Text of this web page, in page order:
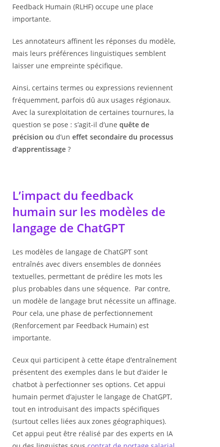
Feedback Humain (RLHF) occupe une place
importante.
Les annotateurs affinent les réponses du modèle,
mais leurs préférences linguistiques semblent
laisser une empreinte spécifique.
Ainsi, certains termes ou expressions reviennent
fréquemment, parfois dû aux usages régionaux.
Avec la surexploitation de certaines tournures, la
question se pose : s’agit-il d’une quête de
précision ou d’un effet secondaire du processus
d’apprentissage ?
L’impact du feedback
humain sur les modèles de
langage de ChatGPT
Les modèles de langage de ChatGPT sont
entraînés avec divers ensembles de données
textuelles, permettant de prédire les mots les
plus probables dans une séquence. Par contre,
un modèle de langage brut nécessite un affinage.
Pour cela, une phase de perfectionnement
(Renforcement par Feedback Humain) est
importante.
Ceux qui participent à cette étape d’entraînement
présentent des exemples dans le but d’aider le
chatbot à perfectionner ses options. Cet appui
humain permet d’ajuster le langage de ChatGPT,
tout en introduisant des impacts spécifiques
(surtout celles liées aux zones géographiques).
Cet appui peut être réalisé par des experts en IA